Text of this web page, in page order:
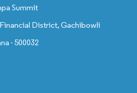
Summit
District, Gachibowli
- 500032